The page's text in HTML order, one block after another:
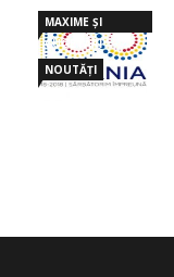
MAXIME ȘI
CUGETĂRI
NOUTĂȚI